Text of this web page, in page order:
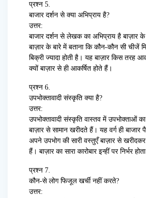
प्रश्न 5.
बाजार दर्शन से क्या अभिप्राय है?
उत्तर:
बाजार दर्शन से लेखक का अभिप्राय है बाज़ार के
बाज़ार के बारे में बताना कि कौन-कौन सी चीजें
बिक्री ज्यादा होती है। यह बाज़ार किस तरह
क्यों बाज़ार से ही आकर्षित होते हैं।
प्रश्न 6.
उपभोक्तावादी संस्कृति क्या है?
उत्तर:
उपभोक्तावादी संस्कृति वास्तव में उपभोक्ताओं
बाज़ार से सामान खरीदते हैं। यह वर्ग ही बाजार
अपने उपभोग की सारी वस्तुएँ बाज़ार से
हैं। बाज़ार का सारा कारोबार इन्हीं पर निर्भर
प्रश्न 7.
कौन-से लोग फिजूल खर्ची नहीं करते?
उत्तर: